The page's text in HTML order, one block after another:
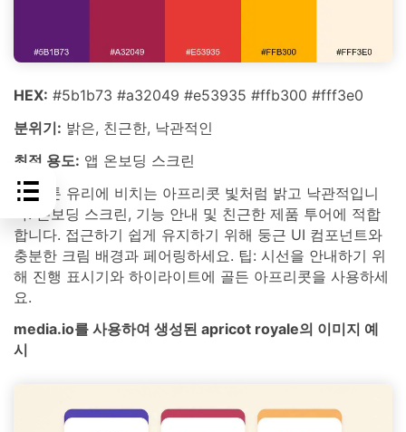
HEX: #5b1b73 #a32049 #e53935 #ffb300 #fff3e0
분위기: 밝은, 친근한, 낙관적인
최적 용도: 앱 온보딩 스크린
보석 톤 유리에 비치는 아프리콧 빛처럼 밝고 낙관적입니
다. 온보딩 스크린, 기능 안내 및 친근한 제품 투어에 적합
합니다. 접근하기 쉽게 유지하기 위해 둥근 UI 컴포넌트와
충분한 크림 배경과 페어링하세요. 팁: 시선을 안내하기 위
해 진행 표시기와 하이라이트에 골든 아프리콧을 사용하세
요.
media.io를 사용하여 생성된 apricot royale의 이미지 예
시